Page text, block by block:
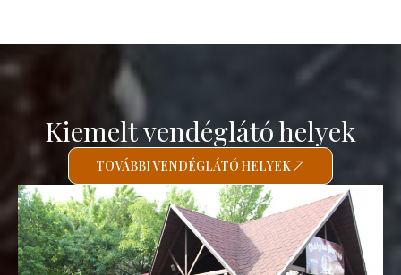
Kiemelt vendéglátó helyek
TOVÁBBI VENDÉGLÁTÓ HELYEK